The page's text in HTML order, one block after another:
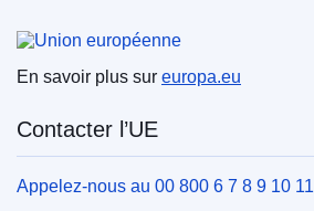
Union européenne
En savoir plus sur europa.eu
Contacter l’UE
Appelez-nous au 00 800 6 7 8 9 10 11